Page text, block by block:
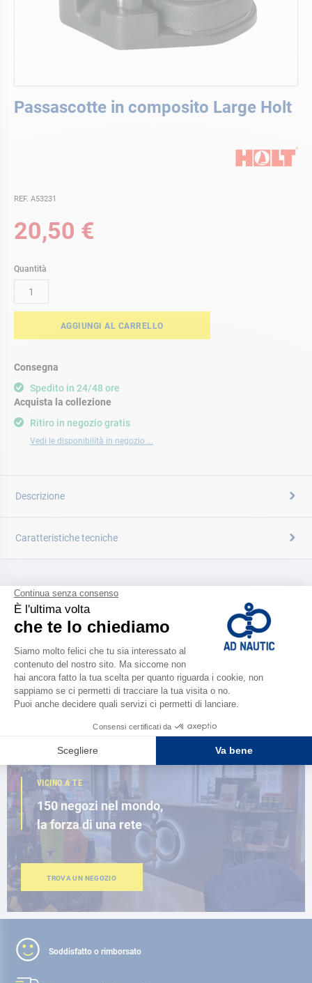
Passascotte in composito Large Holt
REF. A53231
20,50 €
Quantità
AGGIUNGI AL CARRELLO
Consegna
Spedito in 24/48 ore
Ritiro in negozio gratis
Vedi le disponibilità in negozio ...
Acquista la collezione
all'inizio
Descrizione
Caratteristiche tecniche
CATALOGARE
Scopri la
nuova guida AD 2026
VICINO A TE
150 negozi nel mondo,
la forza di una rete
TROVA UN NEGOZIO
Soddisfatto o rimborsato